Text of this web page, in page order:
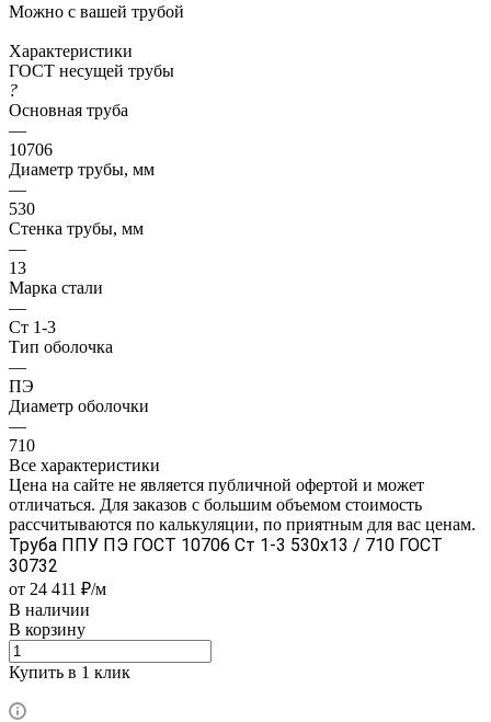
Можно с вашей трубой
Характеристики
ГОСТ несущей трубы
?
Основная труба
—
10706
Диаметр трубы, мм
—
530
Стенка трубы, мм
—
13
Марка стали
—
Ст 1-3
Тип оболочка
—
ПЭ
Диаметр оболочки
—
710
Все характеристики
Цена на сайте не является публичной офертой и может
отличаться. Для заказов с большим объемом стоимость
рассчитываются по калькуляции, по приятным для вас ценам.
Труба ППУ ПЭ ГОСТ 10706 Ст 1-3 530x13 / 710 ГОСТ
30732
от 24 411 ₽/м
В наличии
В корзину
Купить в 1 клик